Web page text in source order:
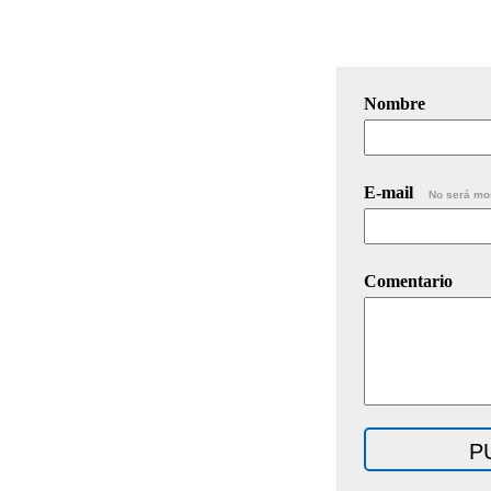
Nombre
E-mail No será
Comentario